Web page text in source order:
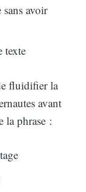
avoir
texte
fluidifier la
avant
la phrase :